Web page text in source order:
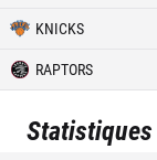
KNICKS
RAPTORS
Statistiques